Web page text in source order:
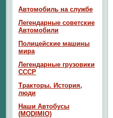
Автомобиль на службе
Легендарные советские
Автомобили
Полицейские машины
мира
Легендарные грузовики
СССР
Тракторы. История,
люди
Наши Автобусы
(MODIMIO)